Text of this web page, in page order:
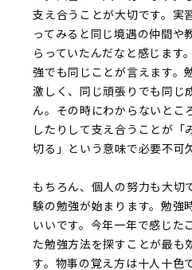
支え合うことが大切です。実
ってみると同じ境遇の仲間や
らっていたんだなと感じます
強でも同じことが言えます。
激しく、同じ頑張りでも同じ
ん。その時にわからないとこ
したりして支え合うことが「
切る」という意味で必要不可
もちろん、個人の努力も大切
験の勉強が始まります。勉強
いいです。今年一年で感じた
た勉強方法を探すことが最も
す。物事の覚え方は十人十色